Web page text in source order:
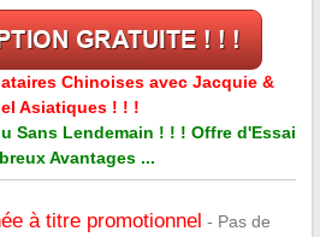
Chinoises avec Jacquie &
Asiatiques ! ! !
Sans Lendemain ! ! ! Offre d'Essai
Avantages ...
à titre promotionnel - Pas de